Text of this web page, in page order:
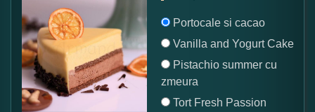
Portocale si cacao
Vanilla and Yogurt Cake
Pistachio summer cu
zmeura
Tort Fresh Passion